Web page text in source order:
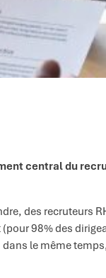
central du
des recruteurs
98% des
le même